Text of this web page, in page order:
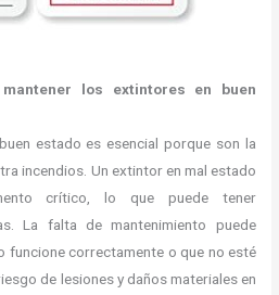
los extintores en buen
estado es esencial porque son la
incendios. Un extintor en mal estado
crítico, lo que puede tener
La falta de mantenimiento puede
funcione correctamente o que no esté
de lesiones y daños materiales en